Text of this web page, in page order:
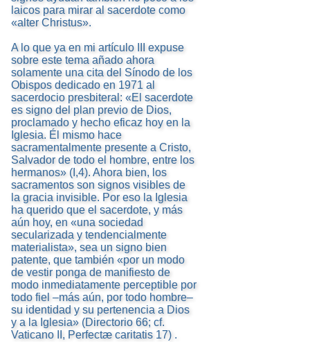
laicos para mirar al sacerdote como
«alter Christus».
A lo que ya en mi artículo III expuse
sobre este tema añado ahora
solamente una cita del Sínodo de los
Obispos dedicado en 1971 al
sacerdocio presbiteral: «El sacerdote
es signo del plan previo de Dios,
proclamado y hecho eficaz hoy en la
Iglesia. Él mismo hace
sacramentalmente presente a Cristo,
Salvador de todo el hombre, entre los
hermanos» (I,4). Ahora bien, los
sacramentos son signos visibles de
la gracia invisible. Por eso la Iglesia
ha querido que el sacerdote, y más
aún hoy, en «una sociedad
secularizada y tendencialmente
materialista», sea un signo bien
patente, que también «por un modo
de vestir ponga de manifiesto de
modo inmediatamente perceptible por
todo fiel –más aún, por todo hombre–
su identidad y su pertenencia a Dios
y a la Iglesia» (Directorio 66; cf.
Vaticano II, Perfectæ caritatis 17) .